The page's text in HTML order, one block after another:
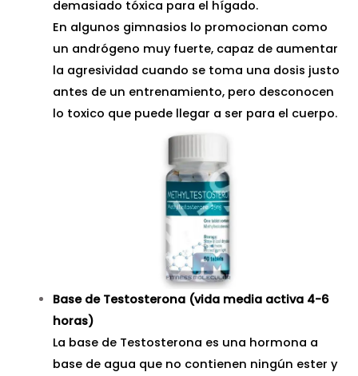
demasiado tóxica para el hígado.
En algunos gimnasios lo promocionan como
un andrógeno muy fuerte, capaz de aumentar
la agresividad cuando se toma una dosis justo
antes de un entrenamiento, pero desconocen
lo toxico que puede llegar a ser para el cuerpo.
Base de Testosterona (vida media activa 4-6
horas)
La base de Testosterona es una hormona a
base de agua que no contienen ningún ester y